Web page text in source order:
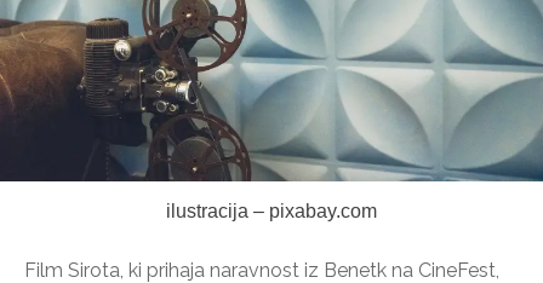
ilustracija – pixabay.com
Film Sirota, ki prihaja naravnost iz Benetk na CineFest,